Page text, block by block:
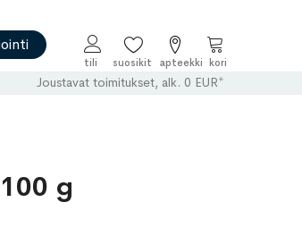
Ostoskori
Joustavat toimitukset, alk. 0 EUR*
g